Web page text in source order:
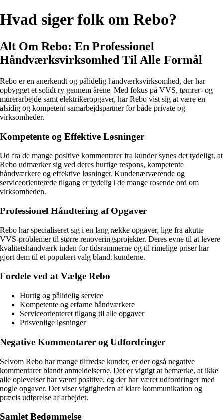
Hvad siger folk om Rebo?
Alt Om Rebo: En Professionel
Håndværksvirksomhed Til Alle Formål
Rebo er en anerkendt og pålidelig håndværksvirksomhed, der har
opbygget et solidt ry gennem årene. Med fokus på VVS, tømrer- og
murerarbejde samt elektrikeropgaver, har Rebo vist sig at være en
alsidig og kompetent samarbejdspartner for både private og
virksomheder.
Kompetente og Effektive Løsninger
Ud fra de mange positive kommentarer fra kunder synes det tydeligt, at
Rebo udmærker sig ved deres hurtige respons, kompetente
håndværkere og effektive løsninger. Kundenærværende og
serviceorienterede tilgang er tydelig i de mange rosende ord om
virksomheden.
Professionel Håndtering af Opgaver
Rebo har specialiseret sig i en lang række opgaver, lige fra akutte
VVS-problemer til større renoveringsprojekter. Deres evne til at levere
kvalitetshåndværk inden for tidsrammerne og til rimelige priser har
gjort dem til et populært valg blandt kunderne.
Fordele ved at Vælge Rebo
Hurtig og pålidelig service
Kompetente og erfarne håndværkere
Serviceorienteret tilgang til alle opgaver
Prisvenlige løsninger
Negative Kommentarer og Udfordringer
Selvom Rebo har mange tilfredse kunder, er der også negative
kommentarer blandt anmeldelserne. Det er vigtigt at bemærke, at ikke
alle oplevelser har været positive, og der har været udfordringer med
nogle opgaver. Det viser vigtigheden af klare kommunikation og
præcis udførelse af arbejdet.
Samlet Bedømmelse